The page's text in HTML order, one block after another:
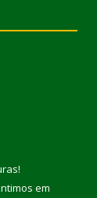
!
em